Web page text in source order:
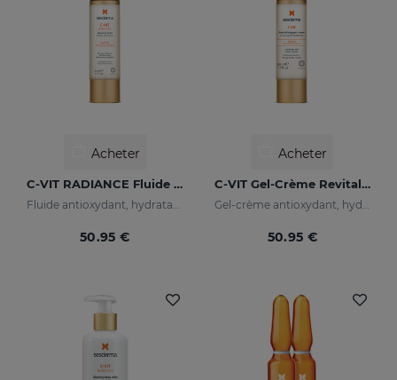
Acheter
C-VIT RADIANCE Fluide Lumineux
Fluide antioxydant, hydratant, anti-rides et illuminateur
50.95 €
Acheter
C-VIT Gel-Crème Revitalisant
Gel-crème antioxydant, hydratane, anti-rides et illuminateur
50.95 €